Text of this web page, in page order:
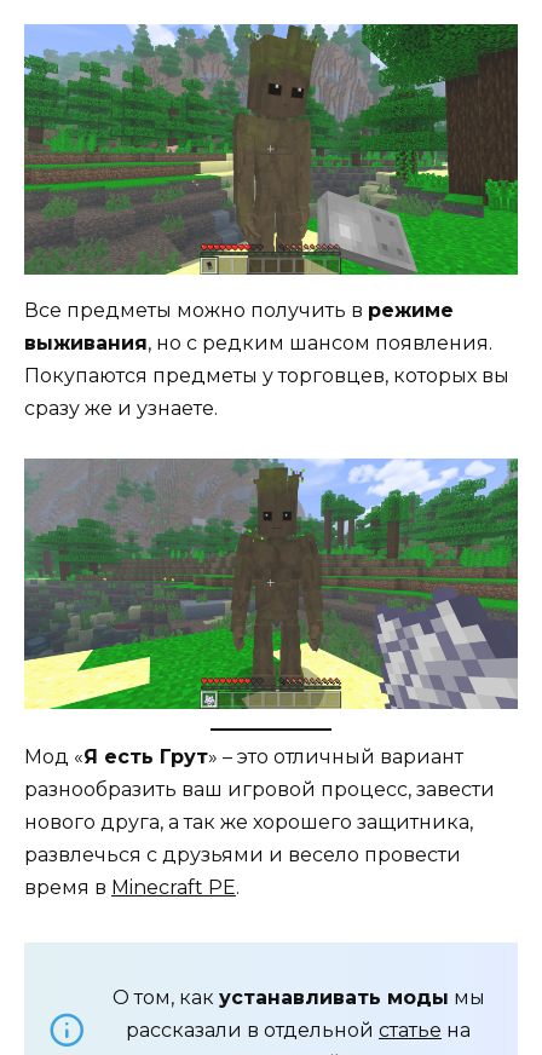
Все предметы можно получить в режиме
выживания, но с редким шансом появления.
Покупаются предметы у торговцев, которых вы
сразу же и узнаете.
Мод «Я есть Грут» – это отличный вариант
разнообразить ваш игровой процесс, завести
нового друга, а так же хорошего защитника,
развлечься с друзьями и весело провести
время в Minecraft PE.
О том, как устанавливать моды мы
рассказали в отдельной статье на